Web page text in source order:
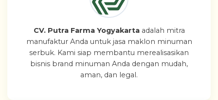
CV. Putra Farma Yogyakartaadalah mitra
manufaktur Anda untuk jasa maklon minuman
serbuk. Kami siap membantu merealisasikan
bisnis brand minuman Anda dengan mudah,
aman, dan legal.